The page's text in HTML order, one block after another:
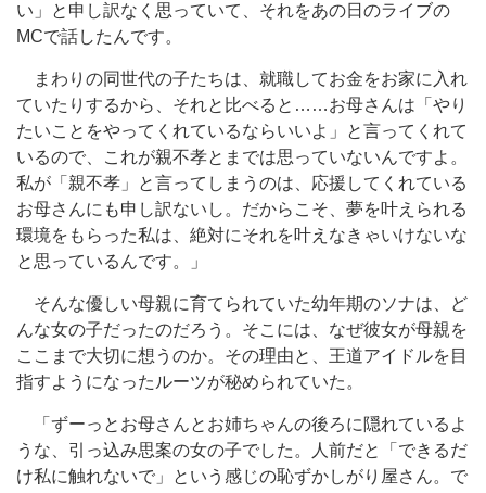
い」と申し訳なく思っていて、それをあの日のライブの
MCで話したんです。
まわりの同世代の子たちは、就職してお金をお家に入れ
ていたりするから、それと比べると……お母さんは「やり
たいことをやってくれているならいいよ」と言ってくれて
いるので、これが親不孝とまでは思っていないんですよ。
私が「親不孝」と言ってしまうのは、応援してくれている
お母さんにも申し訳ないし。だからこそ、夢を叶えられる
環境をもらった私は、絶対にそれを叶えなきゃいけないな
と思っているんです。」
そんな優しい母親に育てられていた幼年期のソナは、ど
んな女の子だったのだろう。そこには、なぜ彼女が母親を
ここまで大切に想うのか。その理由と、王道アイドルを目
指すようになったルーツが秘められていた。
「ずーっとお母さんとお姉ちゃんの後ろに隠れているよ
うな、引っ込み思案の女の子でした。人前だと「できるだ
け私に触れないで」という感じの恥ずかしがり屋さん。で